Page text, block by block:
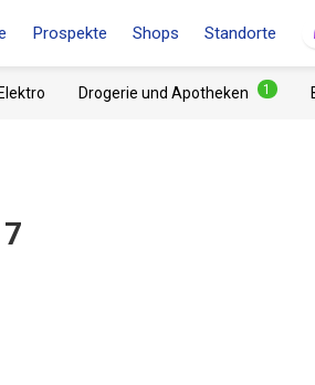
Prospekte Shops Standorte
Elektro Drogerie und Apotheken 1